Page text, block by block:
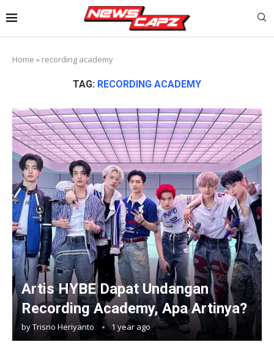
Home » recording academy
TAG: RECORDING ACADEMY
Artis HYBE Dapat Undangan
Recording Academy, Apa Artinya?
byTrisno Heriyanto 1 year ago